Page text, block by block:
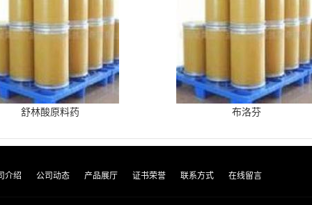
舒林酸原料药 布洛芬
介绍 公司动态 产品展厅 证书荣誉 联系方式 在线留言